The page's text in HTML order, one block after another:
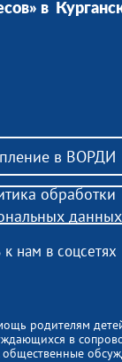
в
в ВОРДИ
родителям
в
общественные
нам в соцсетях
обработки
данных